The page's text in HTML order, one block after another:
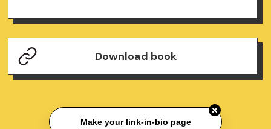
Download book
Make your link-in-bio page